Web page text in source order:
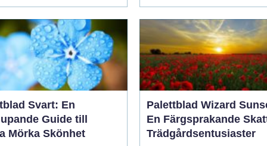
Svart: En
Guide till
Mörka Skönhet
Palettblad Wizard
En Färgsprakande
Trädgårdsentusiaster